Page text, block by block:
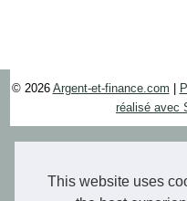
This website uses
© 2026 Argent-et-finance.com |
réalisé avec